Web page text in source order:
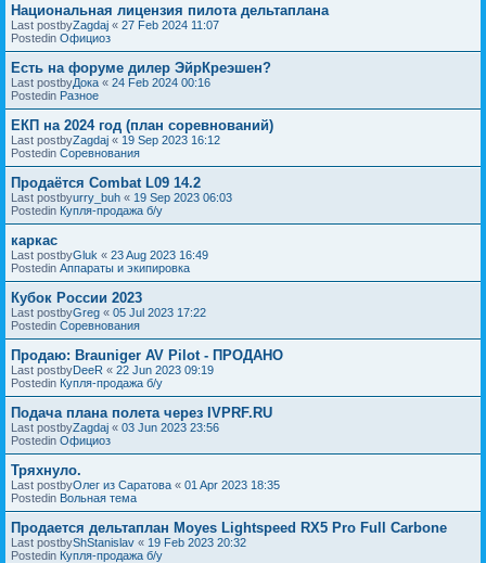
Национальная лицензия пилота дельтаплана
Last postbyZagdaj « 27 Feb 2024 11:07
Postedin Официоз
Есть на форуме дилер ЭйрКреэшен?
Last postbyДока « 24 Feb 2024 00:16
Postedin Разное
ЕКП на 2024 год (план соревнований)
Last postbyZagdaj « 19 Sep 2023 16:12
Postedin Соревнования
Продаётся Combat L09 14.2
Last postbyurry_buh « 19 Sep 2023 06:03
Postedin Купля-продажа б/у
каркас
Last postbyGluk « 23 Aug 2023 16:49
Postedin Аппараты и экипировка
Кубок России 2023
Last postbyGreg « 05 Jul 2023 17:22
Postedin Соревнования
Продаю: Brauniger AV Pilot - ПРОДАНО
Last postbyDeeR « 22 Jun 2023 09:19
Postedin Купля-продажа б/у
Подача плана полета через IVPRF.RU
Last postbyZagdaj « 03 Jun 2023 23:56
Postedin Официоз
Тряхнуло.
Last postbyОлег из Саратова « 01 Apr 2023 18:35
Postedin Вольная тема
Продается дельтаплан Moyes Lightspeed RX5 Pro Full Carbone
Last postbyShStanislav « 19 Feb 2023 20:32
Postedin Купля-продажа б/у